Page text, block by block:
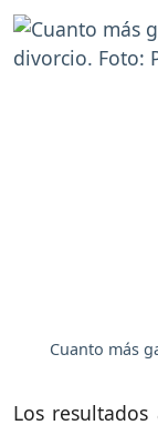
Cuanto más
Los